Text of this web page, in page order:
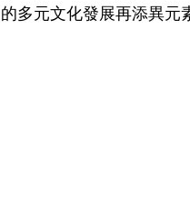
的多元文化發展再添異元